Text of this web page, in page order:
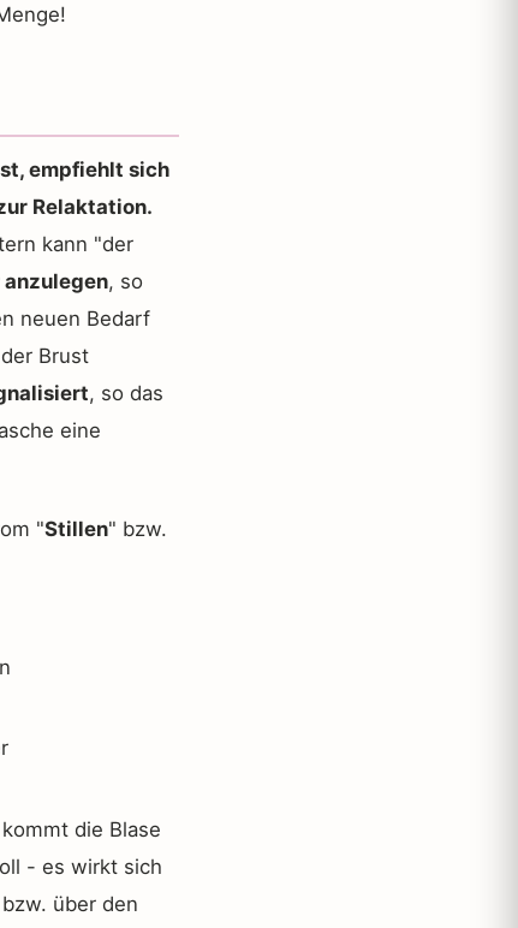
empfiehlt sich
Relaktation.
kann "der
, so
neuen Bedarf
Brust
, so das
eine
"Stillen" bzw.
die Blase
- es wirkt sich
über den